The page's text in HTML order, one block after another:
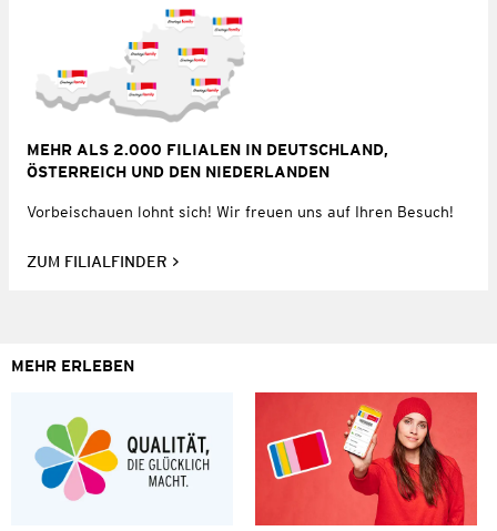
MEHR ALS 2.000 FILIALEN IN DEUTSCHLAND,
ÖSTERREICH UND DEN NIEDERLANDEN
Vorbeischauen lohnt sich! Wir freuen uns auf Ihren Besuch!
ZUM FILIALFINDER
MEHR ERLEBEN